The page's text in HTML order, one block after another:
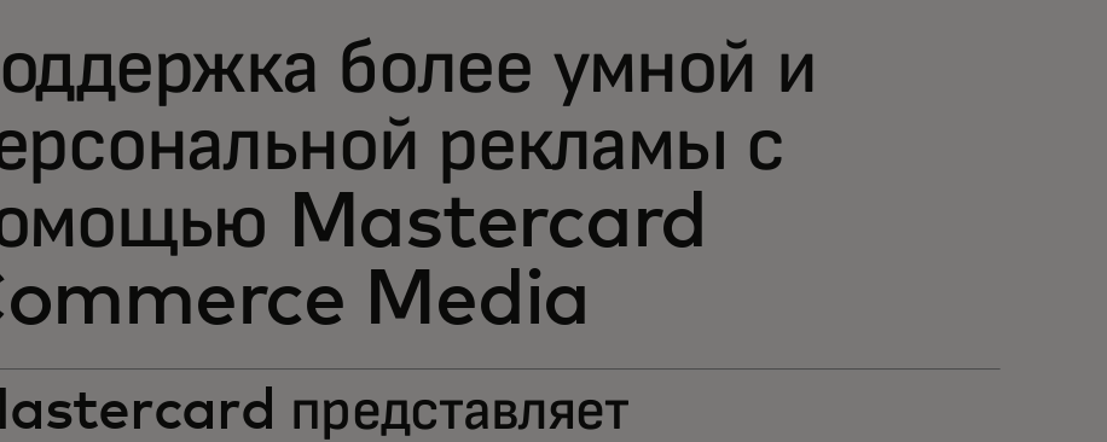
более умной и
рекламы с
Mastercard
Media
представляет